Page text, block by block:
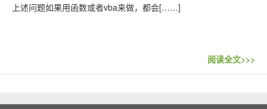
上述问题如果用函数或者vba来做，都会[……]
阅读全文>>>